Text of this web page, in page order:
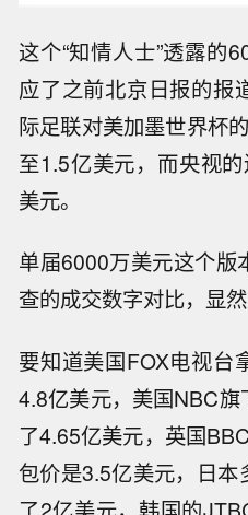
这个“知情人士”透露的
应了之前北京日报的报
际足联对美加墨世界杯
至1.5亿美元，而央视
美元。
单届6000万美元这个版
查的成交数字对比，显然
要知道美国FOX电视台
4.8亿美元，美国NBC
了4.65亿美元，英国
包价是3.5亿美元，日